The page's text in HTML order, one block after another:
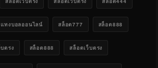
แทงบอลออนไลน์ สล็อต777 สล็อต888
ตรง สล็อต888 สล็อตเว็บตรง